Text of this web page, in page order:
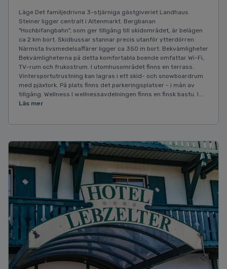
Läge Det familjedrivna 3-stjärniga gästgiveriet Landhaus
Steiner ligger centralt i Altenmarkt. Bergbanan
"Hochbifangbahn", som ger tillgång till skidområdet, är belägen
ca 2 km bort. Skidbussar stannar precis utanför ytterdörren.
Närmsta livsmedelsaffärer ligger ca 350 m bort. Bekvämligheter
Bekvämligheterna på detta komfortabla boende omfattar Wi-Fi,
TV-rum och frukostrum. I utomhusområdet finns en terrass.
Vintersportutrustning kan lagras i ett skid- och snowboardrum
med pjäxtork. På plats finns det parkeringsplatser - i mån av
tillgång. Wellness I wellnessavdelningen finns en finsk bastu. I...
Läs mer